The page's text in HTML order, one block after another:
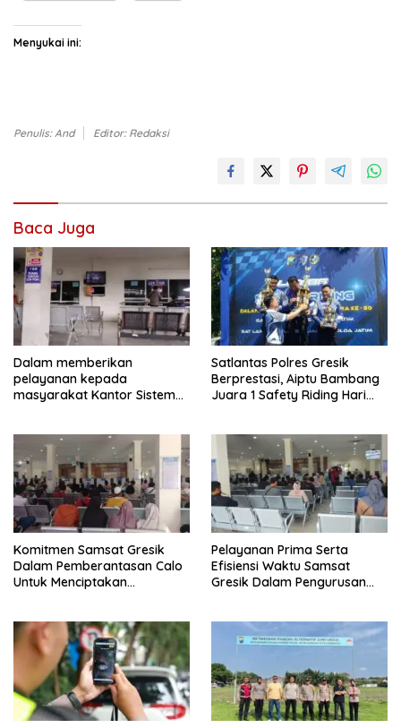
Menyukai ini:
Penulis: And Editor: Redaksi
Baca Juga
Dalam memberikan
pelayanan kepada
masyarakat Kantor Sistem
Satlantas Polres Gresik
Berprestasi, Aiptu Bambang
Juara 1 Safety Riding Hari
Komitmen Samsat Gresik
Dalam Pemberantasan Calo
Untuk Menciptakan
Pelayanan Prima Serta
Efisiensi Waktu Samsat
Gresik Dalam Pengurusan